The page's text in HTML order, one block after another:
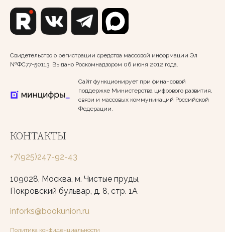
Свидетельство о регистрации средства массовой информации Эл
№ФС77-50113. Выдано Роскомнадзором 06 июня 2012 года.
Сайт функционирует при финансовой
поддержке Министерства цифрового развития,
связи и массовых коммуникаций Российской
Федерации.
КОНТАКТЫ
+7(925)247-92-43
109028, Москва, м. Чистые пруды,
Покровский бульвар, д. 8, стр. 1А
inforks@bookunion.ru
Политика конфиденциальности